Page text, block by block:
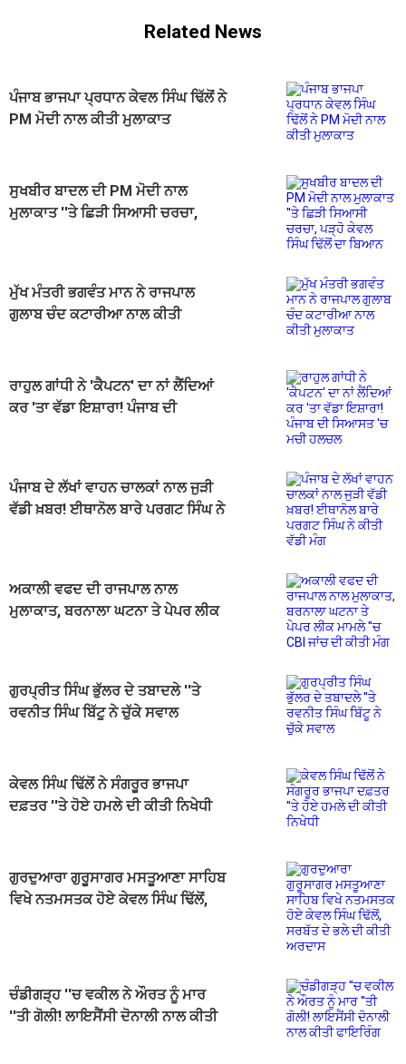
Related News
ਪੰਜਾਬ ਭਾਜਪਾ ਪ੍ਰਧਾਨ ਕੇਵਲ ਸਿੰਘ ਢਿੱਲੋਂ ਨੇ
PM ਮੋਦੀ ਨਾਲ ਕੀਤੀ ਮੁਲਾਕਾਤ
ਸੁਖਬੀਰ ਬਾਦਲ ਦੀ PM ਮੋਦੀ ਨਾਲ
ਮੁਲਾਕਾਤ ''ਤੇ ਛਿੜੀ ਸਿਆਸੀ ਚਰਚਾ,
ਮੁੱਖ ਮੰਤਰੀ ਭਗਵੰਤ ਮਾਨ ਨੇ ਰਾਜਪਾਲ
ਗੁਲਾਬ ਚੰਦ ਕਟਾਰੀਆ ਨਾਲ ਕੀਤੀ
ਰਾਹੁਲ ਗਾਂਧੀ ਨੇ 'ਕੈਪਟਨ' ਦਾ ਨਾਂ ਲੈਂਦਿਆਂ
ਕਰ 'ਤਾ ਵੱਡਾ ਇਸ਼ਾਰਾ! ਪੰਜਾਬ ਦੀ
ਪੰਜਾਬ ਦੇ ਲੱਖਾਂ ਵਾਹਨ ਚਾਲਕਾਂ ਨਾਲ ਜੁੜੀ
ਵੱਡੀ ਖ਼ਬਰ! ਈਥਾਨੋਲ ਬਾਰੇ ਪਰਗਟ ਸਿੰਘ ਨੇ
ਅਕਾਲੀ ਵਫਦ ਦੀ ਰਾਜਪਾਲ ਨਾਲ
ਮੁਲਾਕਾਤ, ਬਰਨਾਲਾ ਘਟਨਾ ਤੇ ਪੇਪਰ ਲੀਕ
ਗੁਰਪ੍ਰੀਤ ਸਿੰਘ ਭੁੱਲਰ ਦੇ ਤਬਾਦਲੇ ''ਤੇ
ਰਵਨੀਤ ਸਿੰਘ ਬਿੱਟੂ ਨੇ ਚੁੱਕੇ ਸਵਾਲ
ਕੇਵਲ ਸਿੰਘ ਢਿੱਲੋਂ ਨੇ ਸੰਗਰੂਰ ਭਾਜਪਾ
ਦਫ਼ਤਰ ''ਤੇ ਹੋਏ ਹਮਲੇ ਦੀ ਕੀਤੀ ਨਿਖੇਧੀ
ਗੁਰਦੁਆਰਾ ਗੁਰੂਸਾਗਰ ਮਸਤੂਆਣਾ ਸਾਹਿਬ
ਵਿਖੇ ਨਤਮਸਤਕ ਹੋਏ ਕੇਵਲ ਸਿੰਘ ਢਿੱਲੋਂ,
ਚੰਡੀਗੜ੍ਹ ''ਚ ਵਕੀਲ ਨੇ ਔਰਤ ਨੂੰ ਮਾਰ
''ਤੀ ਗੋਲੀ! ਲਾਇਸੈਂਸੀ ਦੋਨਾਲੀ ਨਾਲ ਕੀਤੀ